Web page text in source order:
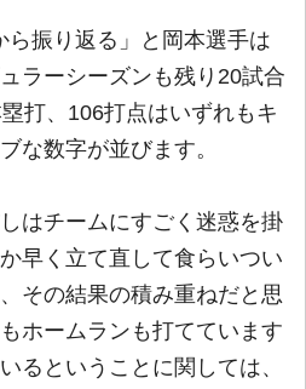
振り返る」と岡本選手は
ラーシーズンも残り20試合
打、106打点はいずれもキ
な数字が並びます。
はチームにすごく迷惑を掛
早く立て直して食らいつい
その結果の積み重ねだと思
ホームランも打てています
るということに関しては、